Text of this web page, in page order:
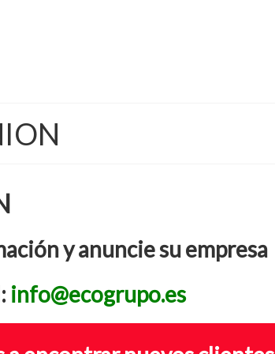
y anuncie su empresa
info@ecogrupo.es